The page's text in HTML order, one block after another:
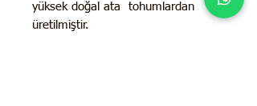
yüksek doğal ata tohumlardan
üretilmiştir.